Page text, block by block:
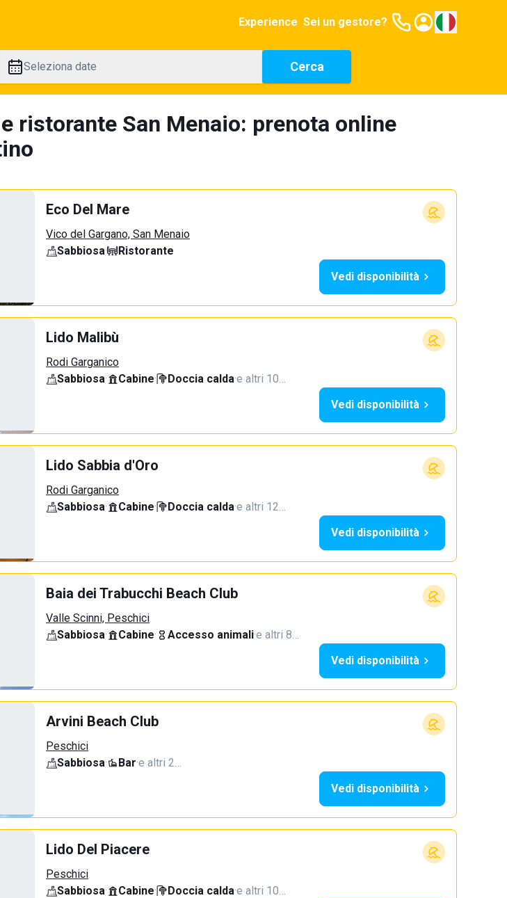
Experience Sei un gestore?
Seleziona date Cerca
ristorante San Menaio: prenota online
Eco Del Mare
Vico del Gargano, San Menaio
Sabbiosa·
Ristorante
Vedi disponibilità
Lido Malibù
Rodi Garganico
Sabbiosa· Cabine· Doccia calda·e altri 10…
Vedi disponibilità
Lido Sabbia d'Oro
Rodi Garganico
Sabbiosa· Cabine· Doccia calda·e altri 12…
Vedi disponibilità
Baia dei Trabucchi Beach Club
Valle Scinni, Peschici
Sabbiosa· Cabine· Accesso animali·e altri 8…
Vedi disponibilità
Arvini Beach Club
Peschici
Sabbiosa· Bar·e altri 2…
Vedi disponibilità
Lido Del Piacere
Peschici
Sabbiosa· Cabine· Doccia calda·e altri 10…